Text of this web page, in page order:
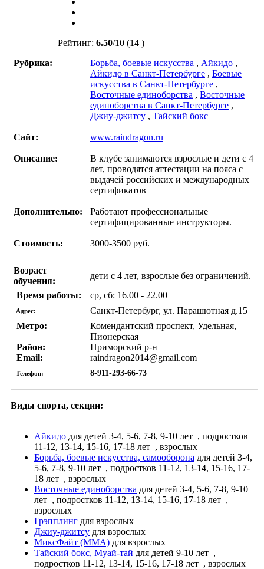
Рейтинг: 6.50/10 (14 )
Рубрика:
Борьба, боевые искусства , Айкидо ,
Айкидо в Санкт-Петербурге , Боевые
искусства в Санкт-Петербурге ,
Восточные единоборства , Восточные
единоборства в Санкт-Петербурге ,
Джиу-джитсу , Тайский бокс
Сайт: www.raindragon.ru
Описание:
В клубе занимаются взрослые и дети с 4
лет, проводятся аттестации на пояса с
выдачей российских и международных
сертификатов
Дополнительно:
Работают профессиональные
сертифицированные инструкторы.
Стоимость: 3000-3500 руб.
Возраст
обучения:
дети с 4 лет, взрослые без ограничений.
Время работы:
ср, сб: 16.00 - 22.00
Адрес:
Санкт-Петербург, ул. Парашютная д.15
Метро:
Комендантский проспект, Удельная,
Пионерская
Район:
Приморский р-н
Email:
raindragon2014@gmail.com
Телефон: 8-911-293-66-73
Виды спорта, секции:
Айкидо для детей 3-4, 5-6, 7-8, 9-10 лет , подростков
11-12, 13-14, 15-16, 17-18 лет , взрослых
Борьба, боевые искусства, самооборона для детей 3-4,
5-6, 7-8, 9-10 лет , подростков 11-12, 13-14, 15-16, 17-
18 лет , взрослых
Восточные единоборства для детей 3-4, 5-6, 7-8, 9-10
лет , подростков 11-12, 13-14, 15-16, 17-18 лет ,
взрослых
Грэпплинг для взрослых
Джиу-джитсу для взрослых
МиксФайт (ММА) для взрослых
Тайский бокс, Муай-тай для детей 9-10 лет ,
подростков 11-12, 13-14, 15-16, 17-18 лет , взрослых